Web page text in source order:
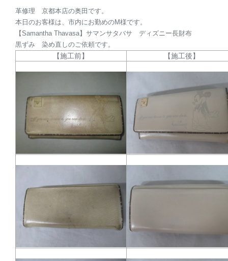
革修理 京都本店の奥田です。
本日のお客様は、市内にお勤めのM様です。
【Samantha Thavasa】サマンサタバサ ディズニー長財布
黒ずみ 染め直しのご依頼です。
【施工前】 【施工後】